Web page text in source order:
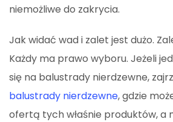
niemożliwe do zakrycia.
Jak widać wad i zalet jest dużo.
Każdy ma prawo wyboru. Jeżeli
się na balustrady nierdzewne,
balustrady nierdzewne, gdzie
ofertą tych właśnie produktów, a